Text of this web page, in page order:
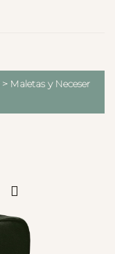
> Maletas y Neceser